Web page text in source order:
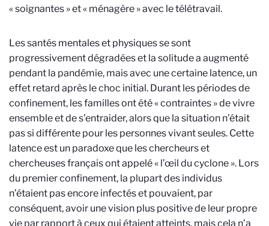
« soignantes » et « ménagère » avec le télétravail.
Les santés mentales et physiques se sont
progressivement dégradées et la solitude a augmenté
pendant la pandémie, mais avec une certaine latence, un
effet retard après le choc initial. Durant les périodes de
confinement, les familles ont été « contraintes » de vivre
ensemble et de s’entraider, alors que la situation n’était
pas si différente pour les personnes vivant seules. Cette
latence est un paradoxe que les chercheurs et
chercheuses français ont appelé « l’œil du cyclone ». Lors
du premier confinement, la plupart des individus
n’étaient pas encore infectés et pouvaient, par
conséquent, avoir une vision plus positive de leur propre
vie par rapport à ceux qui étaient atteints, mais cela n’a